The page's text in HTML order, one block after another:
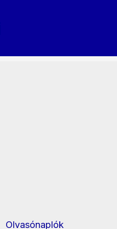
Olvasónaplók